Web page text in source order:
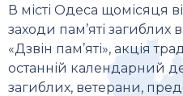
В місті Одеса щомісяця
заходи пам’яті загиблих
«Дзвін пам’яті», акція
останній календарний
загиблих, ветерани,